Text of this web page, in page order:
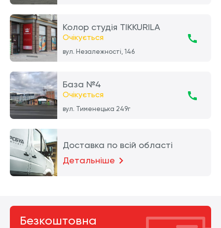
Колор студія TIKKURILA
Очікується
вул. Незалежності, 146
База №4
Очікується
вул. Тименецька 249г
Доставка по всій області
Детальніше
Безкоштовна